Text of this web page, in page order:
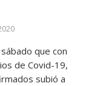
que con
de Covid-19,
subió a